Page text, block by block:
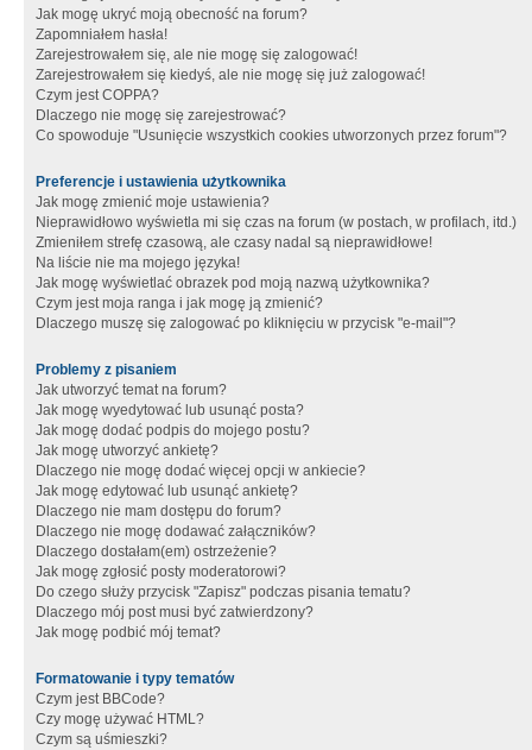
Jak mogę ukryć moją obecność na forum?
Zapomniałem hasła!
Zarejestrowałem się, ale nie mogę się zalogować!
Zarejestrowałem się kiedyś, ale nie mogę się już zalogować!
Czym jest COPPA?
Dlaczego nie mogę się zarejestrować?
Co spowoduje "Usunięcie wszystkich cookies utworzonych przez forum"?
Preferencje i ustawienia użytkownika
Jak mogę zmienić moje ustawienia?
Nieprawidłowo wyświetla mi się czas na forum (w postach, w profilach, itd.)
Zmieniłem strefę czasową, ale czasy nadal są nieprawidłowe!
Na liście nie ma mojego języka!
Jak mogę wyświetlać obrazek pod moją nazwą użytkownika?
Czym jest moja ranga i jak mogę ją zmienić?
Dlaczego muszę się zalogować po kliknięciu w przycisk "e-mail"?
Problemy z pisaniem
Jak utworzyć temat na forum?
Jak mogę wyedytować lub usunąć posta?
Jak mogę dodać podpis do mojego postu?
Jak mogę utworzyć ankietę?
Dlaczego nie mogę dodać więcej opcji w ankiecie?
Jak mogę edytować lub usunąć ankietę?
Dlaczego nie mam dostępu do forum?
Dlaczego nie mogę dodawać załączników?
Dlaczego dostałam(em) ostrzeżenie?
Jak mogę zgłosić posty moderatorowi?
Do czego służy przycisk "Zapisz" podczas pisania tematu?
Dlaczego mój post musi być zatwierdzony?
Jak mogę podbić mój temat?
Formatowanie i typy tematów
Czym jest BBCode?
Czy mogę używać HTML?
Czym są uśmieszki?